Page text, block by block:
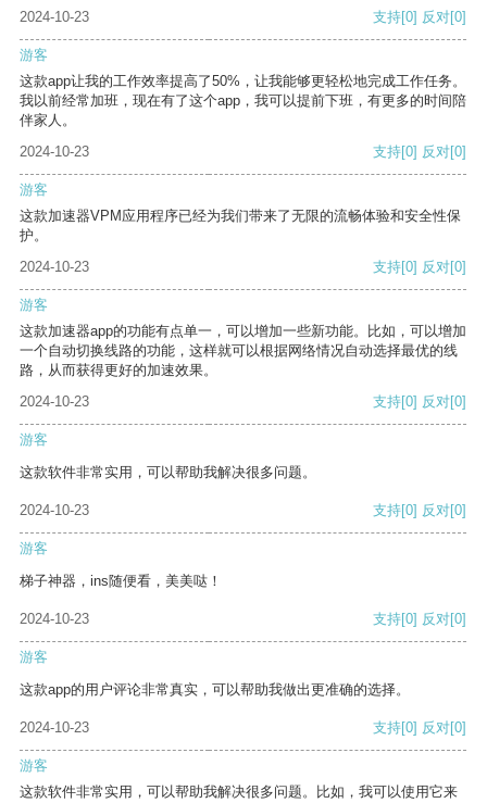
2024-10-23
支持[0] 反对[0]
游客
这款app让我的工作效率提高了50%，让我能够更轻松地完成工作任务。
我以前经常加班，现在有了这个app，我可以提前下班，有更多的时间陪
伴家人。
2024-10-23
支持[0] 反对[0]
游客
这款加速器VPM应用程序已经为我们带来了无限的流畅体验和安全性保
护。
2024-10-23
支持[0] 反对[0]
游客
这款加速器app的功能有点单一，可以增加一些新功能。比如，可以增加
一个自动切换线路的功能，这样就可以根据网络情况自动选择最优的线
路，从而获得更好的加速效果。
2024-10-23
支持[0] 反对[0]
游客
这款软件非常实用，可以帮助我解决很多问题。
2024-10-23 支持[0] 反对[0]
游客
梯子神器，ins随便看，美美哒！
2024-10-23 支持[0] 反对[0]
游客
这款app的用户评论非常真实，可以帮助我做出更准确的选择。
2024-10-23 支持[0] 反对[0]
游客
这款软件非常实用，可以帮助我解决很多问题。比如，我可以使用它来